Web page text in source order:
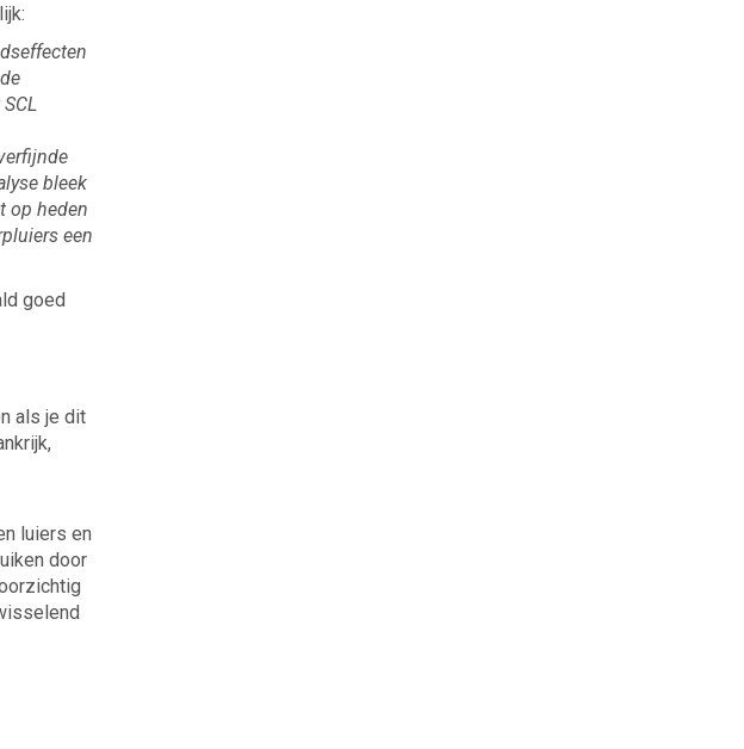
bleek
op heden
een
goed
als je dit
luiers en
door